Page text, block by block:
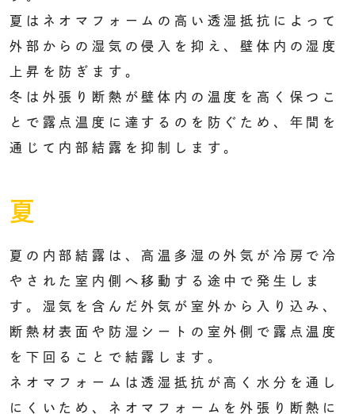
夏はネオマフォームの高い透湿抵抗によって
外部からの湿気の侵入を抑え、壁体内の湿度
上昇を防ぎます。
冬は外張り断熱が壁体内の温度を高く保つこ
とで露点温度に達するのを防ぐため、年間を
通じて内部結露を抑制します。
夏
夏の内部結露は、高温多湿の外気が冷房で冷
やされた室内側へ移動する途中で発生しま
す。湿気を含んだ外気が室外から入り込み、
断熱材表面や防湿シートの室外側で露点温度
を下回ることで結露します。
ネオマフォームは透湿抵抗が高く水分を通し
にくいため、ネオマフォームを外張り断熱に